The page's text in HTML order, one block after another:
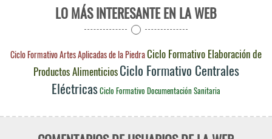
LO MÁS INTERESANTE EN LA WEB
Ciclo Formativo Artes Aplicadas de la PiedraCiclo Formativo Elaboración de
Productos AlimenticiosCiclo Formativo Centrales
EléctricasCiclo Formativo Documentación Sanitaria